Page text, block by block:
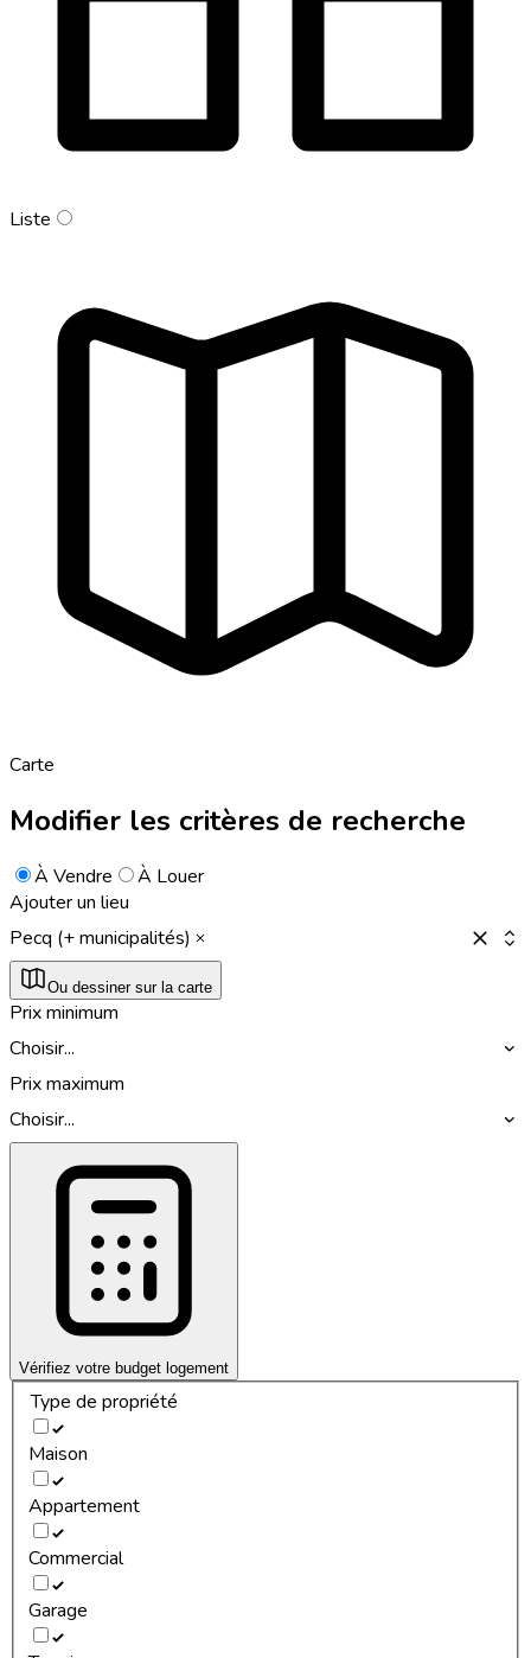
Liste
Carte
Modifier les critères de recherche
À Vendre
À Louer
Ajouter un lieu
Pecq (+ municipalités)
Ou dessiner sur la carte
Prix minimum
Choisir...
Prix maximum
Choisir...
Vérifiez votre budget logement
Type de propriété
Maison
Appartement
Commercial
Garage